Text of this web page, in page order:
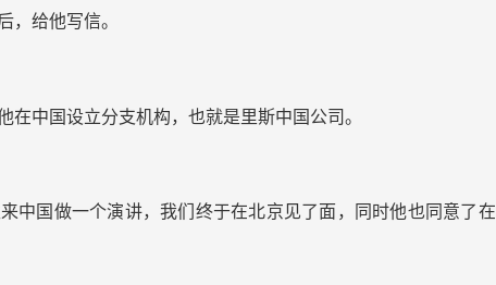
，给他写信。
中国设立分支机构，也就是里斯中国公司。
中国做一个演讲，我们终于在北京见了面，同时他也同意了在